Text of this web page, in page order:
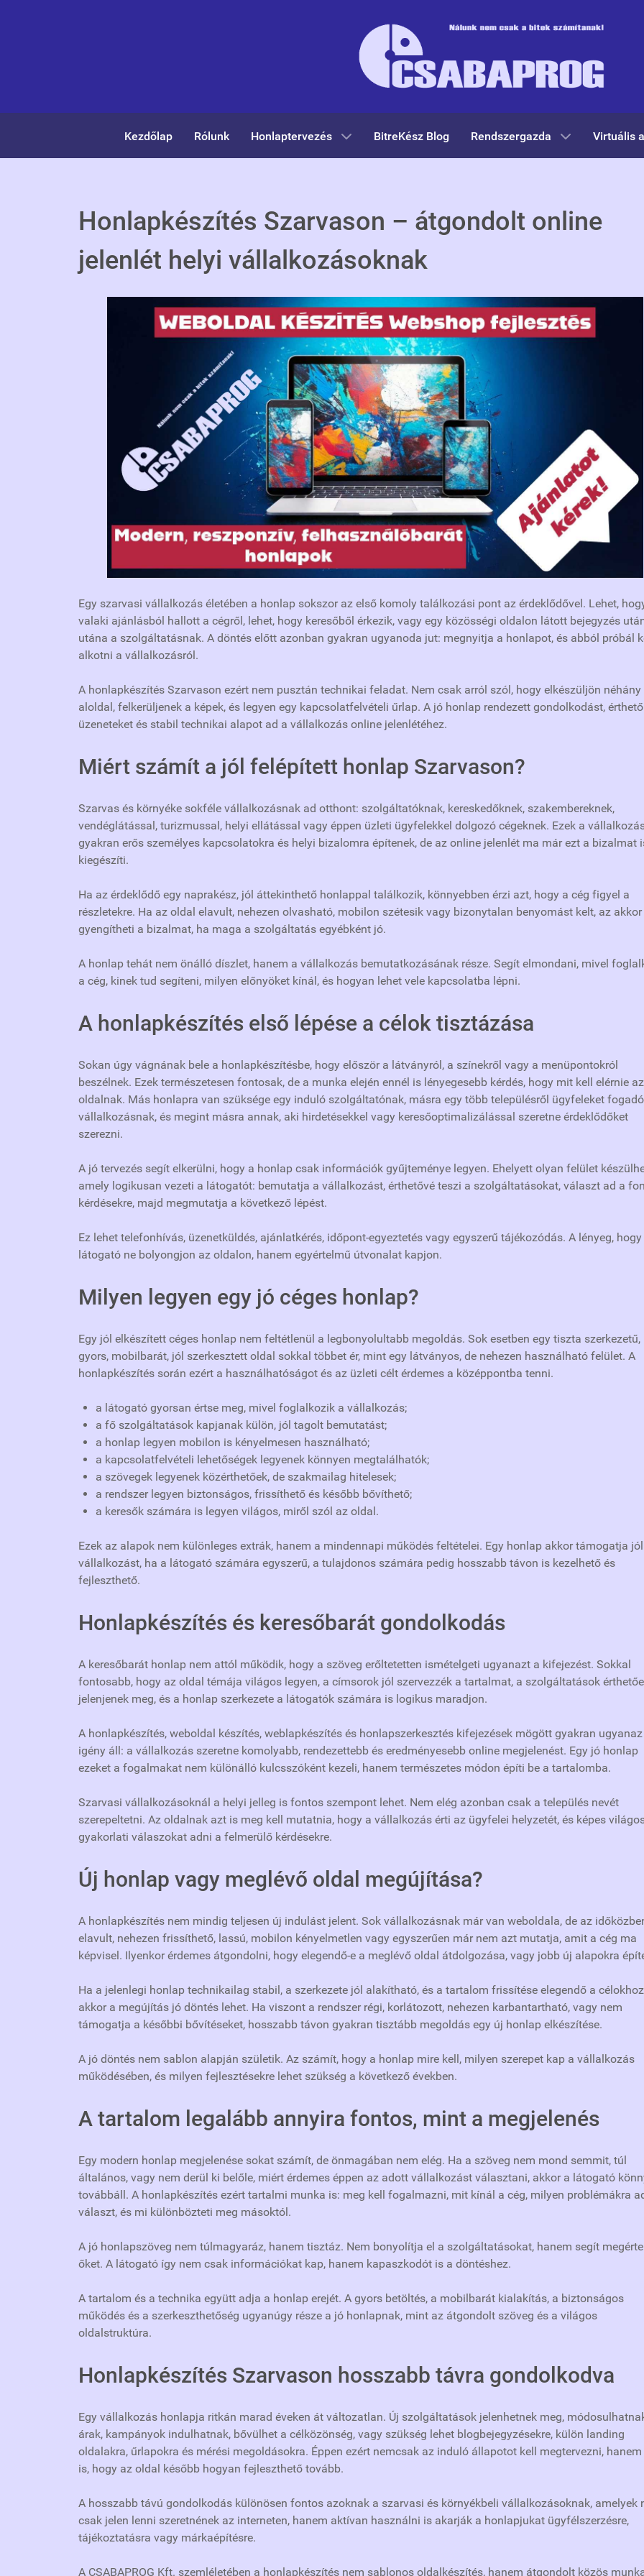
Kezdőlap Rólunk Honlaptervezés BitreKész Blog Rendszergazda Virtuális
Honlapkészítés Szarvason – átgondolt online
jelenlét helyi vállalkozásoknak
Egy szarvasi vállalkozás életében a honlap sokszor az első komoly találkozási pont az érdeklődővel. Lehet,
valaki ajánlásból hallott a cégről, lehet, hogy keresőből érkezik, vagy egy közösségi oldalon látott bejegyzés
utána a szolgáltatásnak. A döntés előtt azonban gyakran ugyanoda jut: megnyitja a honlapot, és abból próbál
alkotni a vállalkozásról.
A honlapkészítés Szarvason ezért nem pusztán technikai feladat. Nem csak arról szól, hogy elkészüljön néhány
aloldal, felkerüljenek a képek, és legyen egy kapcsolatfelvételi űrlap. A jó honlap rendezett gondolkodást, érthető
üzeneteket és stabil technikai alapot ad a vállalkozás online jelenlétéhez.
Miért számít a jól felépített honlap Szarvason?
Szarvas és környéke sokféle vállalkozásnak ad otthont: szolgáltatóknak, kereskedőknek, szakembereknek,
vendéglátással, turizmussal, helyi ellátással vagy éppen üzleti ügyfelekkel dolgozó cégeknek. Ezek a
gyakran erős személyes kapcsolatokra és helyi bizalomra építenek, de az online jelenlét ma már ezt a bizalmat
kiegészíti.
Ha az érdeklődő egy naprakész, jól áttekinthető honlappal találkozik, könnyebben érzi azt, hogy a cég figyel a
részletekre. Ha az oldal elavult, nehezen olvasható, mobilon szétesik vagy bizonytalan benyomást kelt, az
gyengítheti a bizalmat, ha maga a szolgáltatás egyébként jó.
A honlap tehát nem önálló díszlet, hanem a vállalkozás bemutatkozásának része. Segít elmondani, mivel
a cég, kinek tud segíteni, milyen előnyöket kínál, és hogyan lehet vele kapcsolatba lépni.
A honlapkészítés első lépése a célok tisztázása
Sokan úgy vágnának bele a honlapkészítésbe, hogy először a látványról, a színekről vagy a menüpontokról
beszélnek. Ezek természetesen fontosak, de a munka elején ennél is lényegesebb kérdés, hogy mit kell elérnie az
oldalnak. Más honlapra van szüksége egy induló szolgáltatónak, másra egy több településről ügyfeleket fogadó
vállalkozásnak, és megint másra annak, aki hirdetésekkel vagy keresőoptimalizálással szeretne érdeklődőket
szerezni.
A jó tervezés segít elkerülni, hogy a honlap csak információk gyűjteménye legyen. Ehelyett olyan felület
amely logikusan vezeti a látogatót: bemutatja a vállalkozást, érthetővé teszi a szolgáltatásokat, választ ad a
kérdésekre, majd megmutatja a következő lépést.
Ez lehet telefonhívás, üzenetküldés, ajánlatkérés, időpont-egyeztetés vagy egyszerű tájékozódás. A lényeg,
látogató ne bolyongjon az oldalon, hanem egyértelmű útvonalat kapjon.
Milyen legyen egy jó céges honlap?
Egy jól elkészített céges honlap nem feltétlenül a legbonyolultabb megoldás. Sok esetben egy tiszta szerkezetű,
gyors, mobilbarát, jól szerkesztett oldal sokkal többet ér, mint egy látványos, de nehezen használható felület. A
honlapkészítés során ezért a használhatóságot és az üzleti célt érdemes a középpontba tenni.
a látogató gyorsan értse meg, mivel foglalkozik a vállalkozás;
a fő szolgáltatások kapjanak külön, jól tagolt bemutatást;
a honlap legyen mobilon is kényelmesen használható;
a kapcsolatfelvételi lehetőségek legyenek könnyen megtalálhatók;
a szövegek legyenek közérthetőek, de szakmailag hitelesek;
a rendszer legyen biztonságos, frissíthető és később bővíthető;
a keresők számára is legyen világos, miről szól az oldal.
Ezek az alapok nem különleges extrák, hanem a mindennapi működés feltételei. Egy honlap akkor támogatja
vállalkozást, ha a látogató számára egyszerű, a tulajdonos számára pedig hosszabb távon is kezelhető és
fejleszthető.
Honlapkészítés és keresőbarát gondolkodás
A keresőbarát honlap nem attól működik, hogy a szöveg erőltetetten ismételgeti ugyanazt a kifejezést. Sokkal
fontosabb, hogy az oldal témája világos legyen, a címsorok jól szervezzék a tartalmat, a szolgáltatások
jelenjenek meg, és a honlap szerkezete a látogatók számára is logikus maradjon.
A honlapkészítés, weboldal készítés, weblapkészítés és honlapszerkesztés kifejezések mögött gyakran
igény áll: a vállalkozás szeretne komolyabb, rendezettebb és eredményesebb online megjelenést. Egy jó honlap
ezeket a fogalmakat nem különálló kulcsszóként kezeli, hanem természetes módon építi be a tartalomba.
Szarvasi vállalkozásoknál a helyi jelleg is fontos szempont lehet. Nem elég azonban csak a település nevét
szerepeltetni. Az oldalnak azt is meg kell mutatnia, hogy a vállalkozás érti az ügyfelei helyzetét, és képes
gyakorlati válaszokat adni a felmerülő kérdésekre.
Új honlap vagy meglévő oldal megújítása?
A honlapkészítés nem mindig teljesen új indulást jelent. Sok vállalkozásnak már van weboldala, de az
elavult, nehezen frissíthető, lassú, mobilon kényelmetlen vagy egyszerűen már nem azt mutatja, amit a cég ma
képvisel. Ilyenkor érdemes átgondolni, hogy elegendő-e a meglévő oldal átdolgozása, vagy jobb új alapokra
Ha a jelenlegi honlap technikailag stabil, a szerkezete jól alakítható, és a tartalom frissítése elegendő a
akkor a megújítás jó döntés lehet. Ha viszont a rendszer régi, korlátozott, nehezen karbantartható, vagy nem
támogatja a későbbi bővítéseket, hosszabb távon gyakran tisztább megoldás egy új honlap elkészítése.
A jó döntés nem sablon alapján születik. Az számít, hogy a honlap mire kell, milyen szerepet kap a vállalkozás
működésében, és milyen fejlesztésekre lehet szükség a következő években.
A tartalom legalább annyira fontos, mint a megjelenés
Egy modern honlap megjelenése sokat számít, de önmagában nem elég. Ha a szöveg nem mond semmit, túl
általános, vagy nem derül ki belőle, miért érdemes éppen az adott vállalkozást választani, akkor a látogató
továbbáll. A honlapkészítés ezért tartalmi munka is: meg kell fogalmazni, mit kínál a cég, milyen problémákra
választ, és mi különbözteti meg másoktól.
A jó honlapszöveg nem túlmagyaráz, hanem tisztáz. Nem bonyolítja el a szolgáltatásokat, hanem segít
őket. A látogató így nem csak információkat kap, hanem kapaszkodót is a döntéshez.
A tartalom és a technika együtt adja a honlap erejét. A gyors betöltés, a mobilbarát kialakítás, a biztonságos
működés és a szerkeszthetőség ugyanúgy része a jó honlapnak, mint az átgondolt szöveg és a világos
oldalstruktúra.
Honlapkészítés Szarvason hosszabb távra gondolkodva
Egy vállalkozás honlapja ritkán marad éveken át változatlan. Új szolgáltatások jelenhetnek meg,
árak, kampányok indulhatnak, bővülhet a célközönség, vagy szükség lehet blogbejegyzésekre, külön landing
oldalakra, űrlapokra és mérési megoldásokra. Éppen ezért nemcsak az induló állapotot kell megtervezni,
is, hogy az oldal később hogyan fejleszthető tovább.
A hosszabb távú gondolkodás különösen fontos azoknak a szarvasi és környékbeli vállalkozásoknak, amelyek
csak jelen lenni szeretnének az interneten, hanem aktívan használni is akarják a honlapjukat ügyfélszerzésre,
tájékoztatásra vagy márkaépítésre.
A CSABAPROG Kft. szemléletében a honlapkészítés nem sablonos oldalkészítés, hanem átgondolt közös